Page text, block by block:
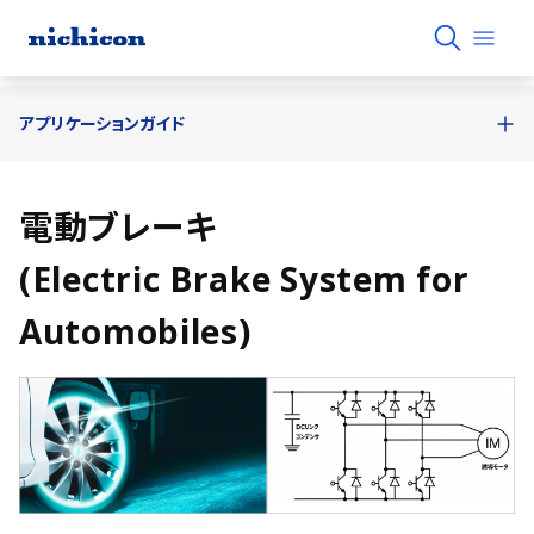
電動ブレーキ
(Electric Brake System for
Automobiles)
アプリケーションガイド